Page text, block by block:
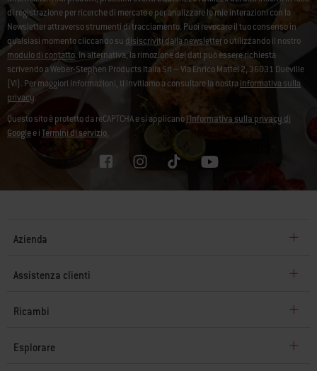
di registrazione per ricerche di mercato e per analizzare le mie interazioni con la
Newsletter attraverso strumenti di tracciamento. Puoi revocare il tuo consenso in
qualsiasi momento cliccando su disiscriviti dalla newslettero utilizzando il nostro
modulo di contatto. In alternativa, la rimozione dei dati può essere richiesta
scrivendo a Weber-Stephen Products Italia Srl – Via Enrico Mattei 2, 36031 Dueville
(VI). Per maggiori informazioni, ti invitiamo a consultare la nostra informativa sulla
privacy.
Questo sito è protetto da reCAPTCHA e si applicanol'Informativa sulla privacy di
Googlee iTermini di servizio.
Azienda
Assistenza clienti
Ricambi
Esplorare